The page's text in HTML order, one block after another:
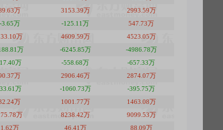
万 3153.39万
2993.59万
-3.65万 -125.11万
547.73万
万 4609.59万
4523.05万
万 -6245.85万
-4986.78万
万 -558.68万
-657.33万
万 2906.46万
2874.07万
万 -1060.73万
-395.75万
万 1001.77万
1463.08万
万 8238.42万
9099.53万
1.62万 46.41万
88.09万